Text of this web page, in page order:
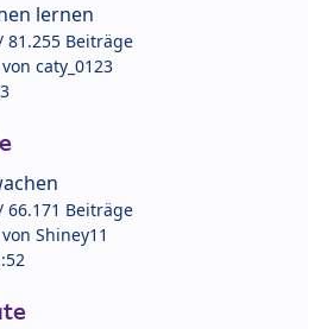
lernen
81.255 Beiträge
caty_0123
66.171 Beiträge
Shiney11